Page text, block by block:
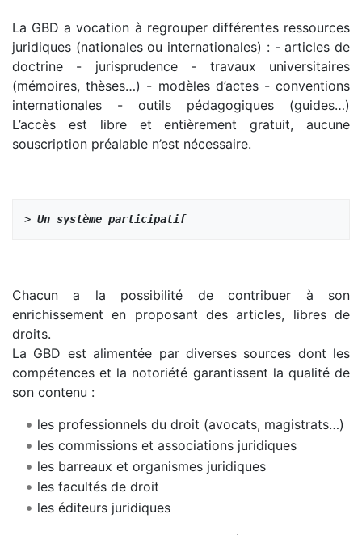
La GBD a vocation à regrouper différentes ressources
juridiques (nationales ou internationales) : - articles de
doctrine - jurisprudence - travaux universitaires
(mémoires, thèses…) - modèles d’actes - conventions
internationales - outils pédagogiques (guides…)
L’accès est libre et entièrement gratuit, aucune
souscription préalable n’est nécessaire.
> Un système participatif
Chacun a la possibilité de contribuer à son
enrichissement en proposant des articles, libres de
droits.
La GBD est alimentée par diverses sources dont les
compétences et la notoriété garantissent la qualité de
son contenu :
les professionnels du droit (avocats, magistrats…)
les commissions et associations juridiques
les barreaux et organismes juridiques
les facultés de droit
les éditeurs juridiques